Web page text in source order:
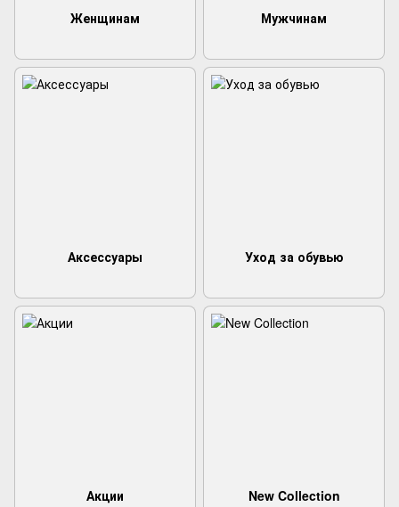
Женщинам Мужчинам
Аксессуары Уход за обувью
Акции New Collection